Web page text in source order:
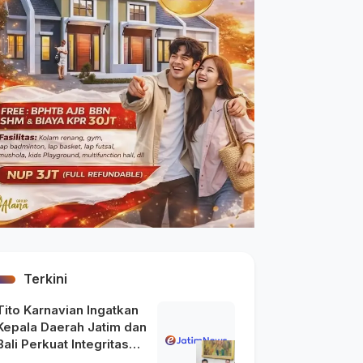
Terkini
Karnavian Ingatkan
Daerah Jatim dan
Perkuat Integritas